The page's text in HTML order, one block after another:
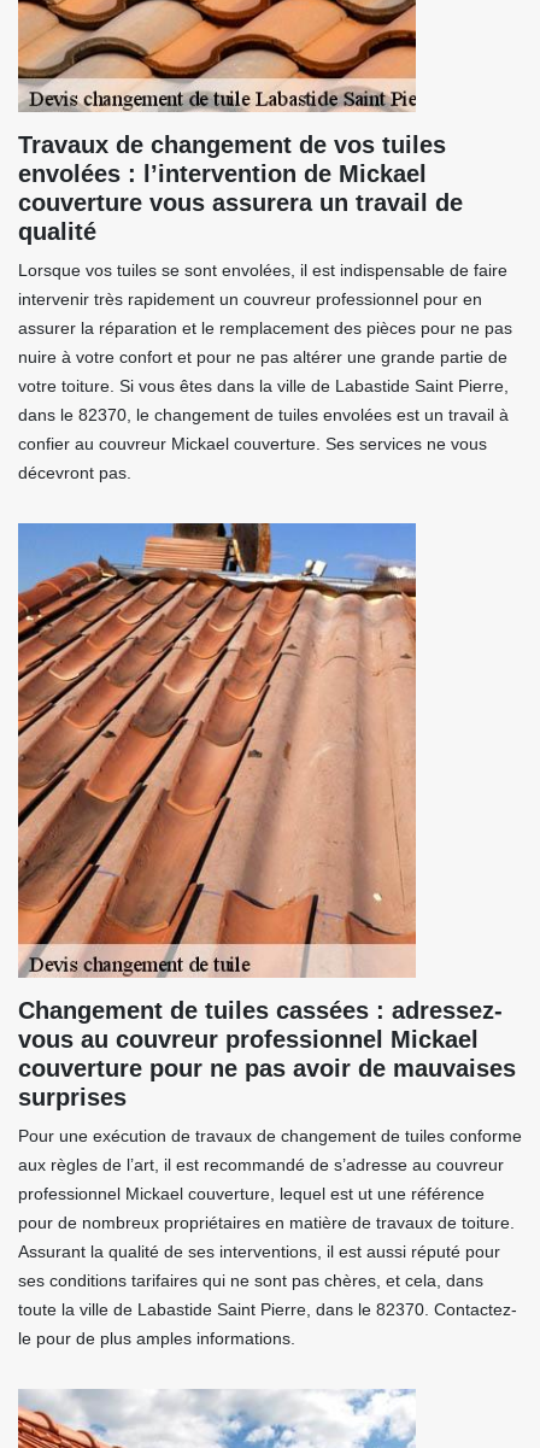
Travaux de changement de vos tuiles
envolées : l’intervention de Mickael
couverture vous assurera un travail de
qualité
Lorsque vos tuiles se sont envolées, il est indispensable de faire
intervenir très rapidement un couvreur professionnel pour en
assurer la réparation et le remplacement des pièces pour ne pas
nuire à votre confort et pour ne pas altérer une grande partie de
votre toiture. Si vous êtes dans la ville de Labastide Saint Pierre,
dans le 82370, le changement de tuiles envolées est un travail à
confier au couvreur Mickael couverture. Ses services ne vous
décevront pas.
Changement de tuiles cassées : adressez-
vous au couvreur professionnel Mickael
couverture pour ne pas avoir de mauvaises
surprises
Pour une exécution de travaux de changement de tuiles conforme
aux règles de l’art, il est recommandé de s’adresse au couvreur
professionnel Mickael couverture, lequel est ut une référence
pour de nombreux propriétaires en matière de travaux de toiture.
Assurant la qualité de ses interventions, il est aussi réputé pour
ses conditions tarifaires qui ne sont pas chères, et cela, dans
toute la ville de Labastide Saint Pierre, dans le 82370. Contactez-
le pour de plus amples informations.